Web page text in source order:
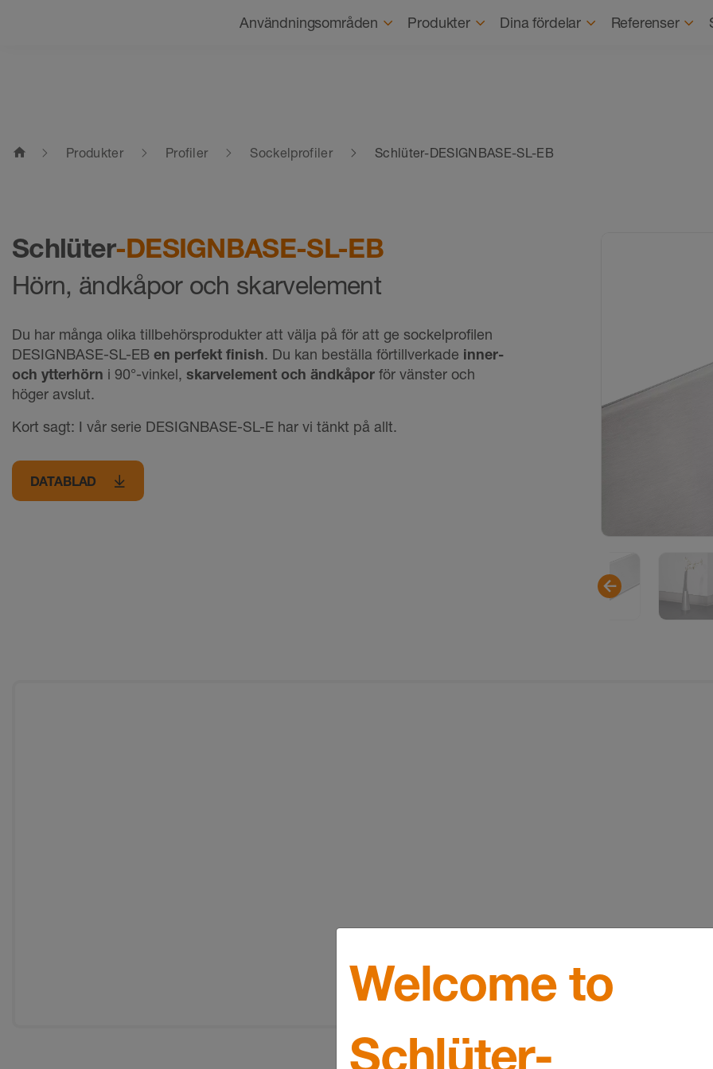
Om
Användningsområden Produkter Dina fördelar Referenser
home Produkter Profiler Sockelprofiler Schlüter-DESIGNBASE-SL-EB
Schlüter-DESIGNBASE-SL-EB
Hörn, ändkåpor och skarvelement
Du har många olika tillbehörsprodukter att välja på för att ge sockelprofilen
DESIGNBASE-SL-EB en perfekt finish. Du kan beställa förtillverkade inner-
och ytterhörn i 90°-vinkel, skarvelement och ändkåpor för vänster och
höger avslut.
Kort sagt: I vår serie DESIGNBASE-SL-E har vi tänkt på allt.
DATABLAD
Welcome to
Schlüter-